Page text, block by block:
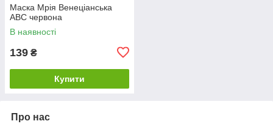
Маска Мрія Венеціанська
АВС червона
В наявності
139 ₴
Купити
Про нас